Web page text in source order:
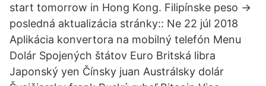
start tomorrow in Hong Kong. Filipínske peso →
posledná aktualizácia stránky:: Ne 22 júl 2018
Aplikácia konvertora na mobilný telefón Menu
Dolár Spojených štátov Euro Britská libra
Japonský yen Čínsky juan Austrálsky dolár